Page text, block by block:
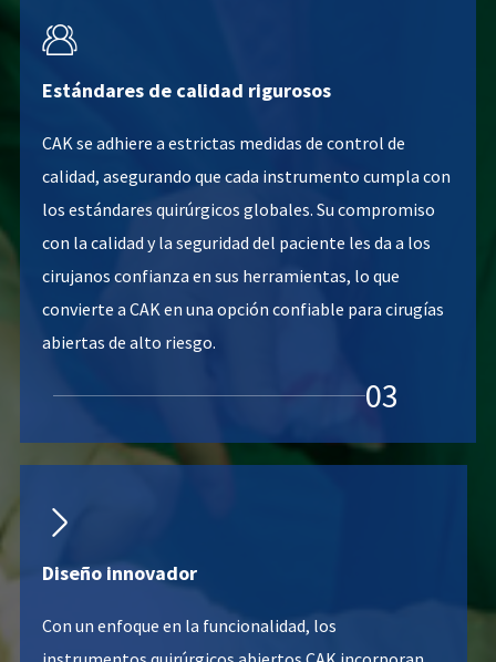

Estándares de calidad rigurosos
CAK se adhiere a estrictas medidas de control de
calidad, asegurando que cada instrumento cumpla con
los estándares quirúrgicos globales. Su compromiso
con la calidad y la seguridad del paciente les da a los
cirujanos confianza en sus herramientas, lo que
convierte a CAK en una opción confiable para cirugías
abiertas de alto riesgo.
03

Diseño innovador
Con un enfoque en la funcionalidad, los